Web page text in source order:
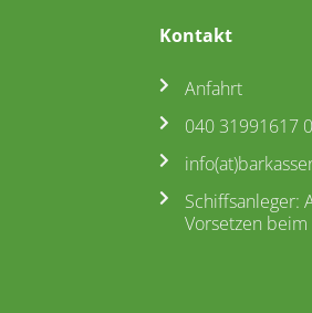
Kontakt
Anfahrt
040 31991617 0
Schiffsanleger:
Vorsetzen